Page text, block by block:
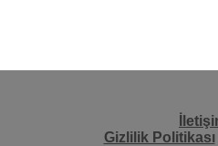
Gizlilik Politikası